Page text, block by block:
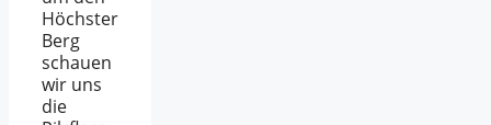
Höchster
Berg
schauen
wir uns
die